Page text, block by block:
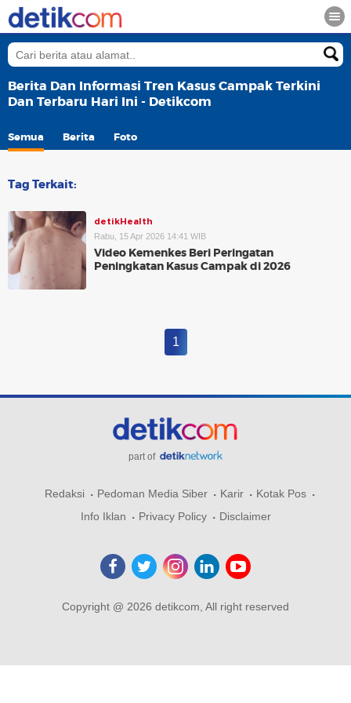
Berita Dan Informasi Tren Kasus Campak Terkini
Dan Terbaru Hari Ini - Detikcom
Semua Berita Foto
Tag Terkait:
detikHealth
Rabu, 15 Apr 2026 14:41 WIB
Video Kemenkes Beri Peringatan
Peningkatan Kasus Campak di 2026
1
part of
Redaksi Pedoman Media Siber Karir
Kotak Pos
Info Iklan
Privacy Policy Disclaimer
Copyright @ 2026 detikcom, All right reserved